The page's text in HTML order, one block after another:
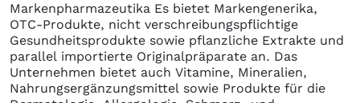
Markenpharmazeutika Es bietet Markengenerika,
OTC-Produkte, nicht verschreibungspflichtige
Gesundheitsprodukte sowie pflanzliche Extrakte und
parallel importierte Originalpräparate an. Das
Unternehmen bietet auch Vitamine, Mineralien,
Nahrungsergänzungsmittel sowie Produkte für die